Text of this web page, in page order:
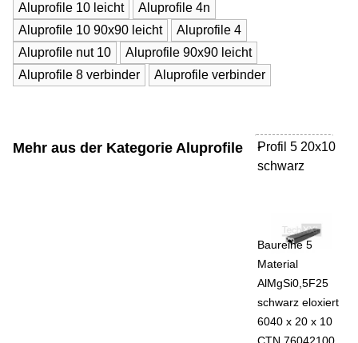
Aluprofile 10 leicht
Aluprofile 4n
Aluprofile 10 90x90 leicht
Aluprofile 4
Aluprofile nut 10
Aluprofile 90x90 leicht
Aluprofile 8 verbinder
Aluprofile verbinder
Mehr aus der Kategorie Aluprofile
Profil 5 20x10
schwarz
-
Baureihe 5
Material
AlMgSi0,5F25
schwarz eloxiert
6040 x 20 x 10